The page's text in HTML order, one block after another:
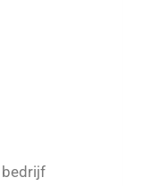
bedrijf